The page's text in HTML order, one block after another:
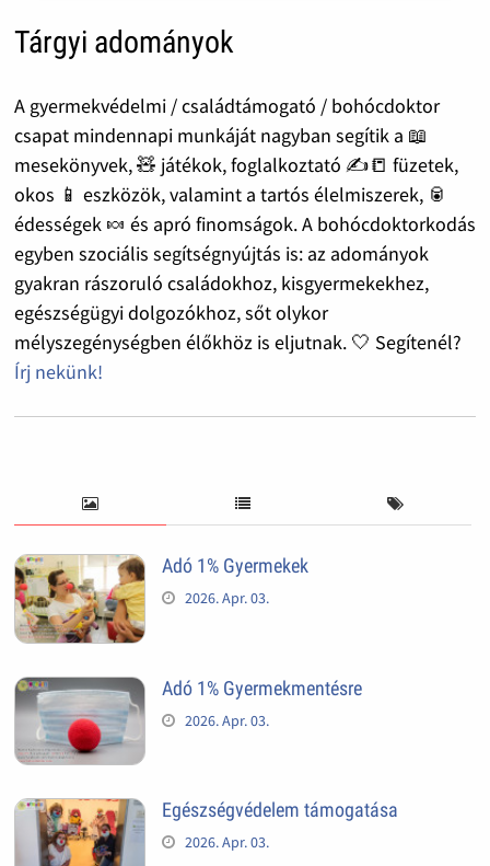
Tárgyi adományok
A gyermekvédelmi / családtámogató / bohócdoktor
csapat mindennapi munkáját nagyban segítik a 📖
mesekönyvek, 🧸 játékok, foglalkoztató ✍️📒 füzetek,
okos 📱 eszközök, valamint a tartós élelmiszerek, 🥫
édességek 🍬 és apró finomságok. A bohócdoktorkodás
egyben szociális segítségnyújtás is: az adományok
gyakran rászoruló családokhoz, kisgyermekekhez,
egészségügyi dolgozókhoz, sőt olykor
mélyszegénységben élőkhöz is eljutnak. 🤍 Segítenél?
Írj nekünk!
Adó 1% Gyermekek
2026. Apr. 03.
Adó 1% Gyermekmentésre
2026. Apr. 03.
Egészségvédelem támogatása
2026. Apr. 03.